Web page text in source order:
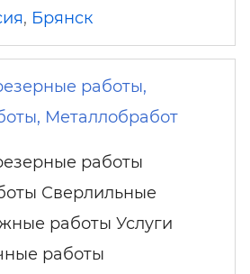
, Брянск
работы,
Металлобработ
работы
Сверлильные
работы Услуги
работы